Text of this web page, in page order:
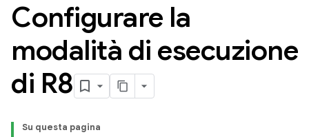
Configurare la
modalità di esecuzione
di R8
Su questa pagina